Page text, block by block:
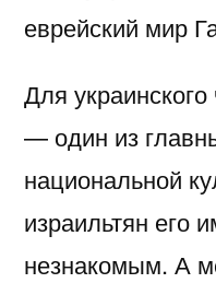
еврейский мир
Для
— один из
национальной
израильтян его
незнакомым. А